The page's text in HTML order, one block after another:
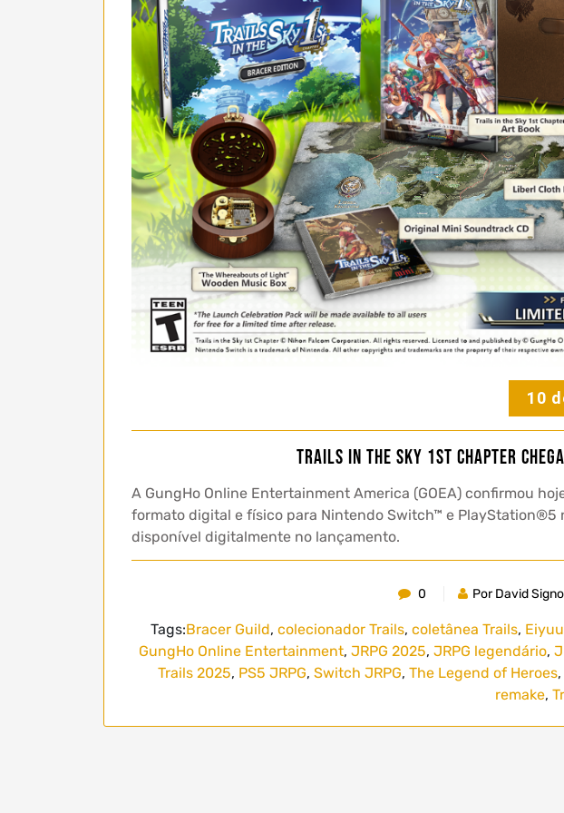
10
Trails in the Sky 1st Chapter
A GungHo Online Entertainment America (GOEA) confirmou
formato digital e físico para Nintendo Switch™ e PlayStation®5
disponível digitalmente no lançamento.
0 Por David
Tags:Bracer Guild, colecionador Trails, coletânea Trails,
GungHo Online Entertainment, JRPG 2025, JRPG legendário,
Trails 2025, PS5 JRPG, Switch JRPG, The Legend of Heroes,
remake,